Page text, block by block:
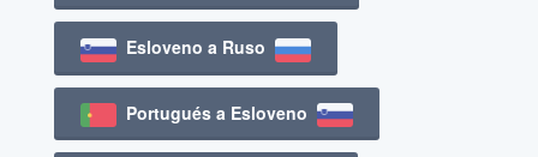
Esloveno a Ruso
Portugués a Esloveno